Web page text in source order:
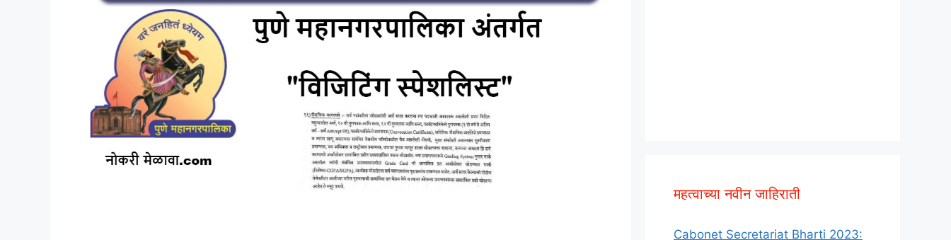
महत्वाच्या नवीन जाहिराती
Cabonet Secretariat Bharti 2023: